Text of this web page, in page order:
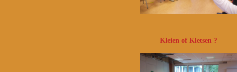
Kleien of Kletsen ?